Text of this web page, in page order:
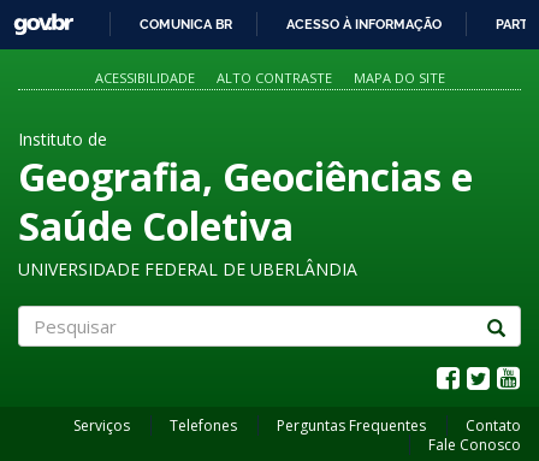
PARA
O
GOVBR
COMUNICA BR ACESSO À INFORMAÇÃO
ACESSIBILIDADE ALTO CONTRASTE MAPA DO SITE
Instituto de
Geografia, Geociências e
Saúde Coletiva
UNIVERSIDADE FEDERAL DE UBERLÂNDIA
Serviços Telefones Perguntas Frequentes
Contato
Fale Conosco